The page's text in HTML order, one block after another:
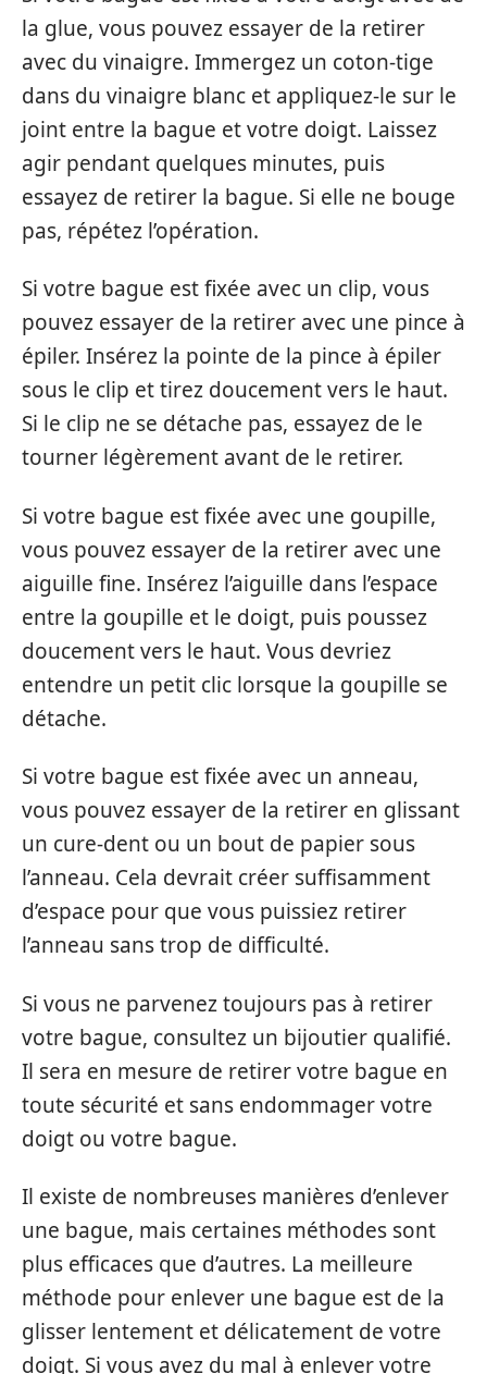
la glue, vous pouvez essayer de la retirer
avec du vinaigre. Immergez un coton-tige
dans du vinaigre blanc et appliquez-le sur le
joint entre la bague et votre doigt. Laissez
agir pendant quelques minutes, puis
essayez de retirer la bague. Si elle ne bouge
pas, répétez l’opération.
Si votre bague est fixée avec un clip, vous
pouvez essayer de la retirer avec une pince à
épiler. Insérez la pointe de la pince à épiler
sous le clip et tirez doucement vers le haut.
Si le clip ne se détache pas, essayez de le
tourner légèrement avant de le retirer.
Si votre bague est fixée avec une goupille,
vous pouvez essayer de la retirer avec une
aiguille fine. Insérez l’aiguille dans l’espace
entre la goupille et le doigt, puis poussez
doucement vers le haut. Vous devriez
entendre un petit clic lorsque la goupille se
détache.
Si votre bague est fixée avec un anneau,
vous pouvez essayer de la retirer en glissant
un cure-dent ou un bout de papier sous
l’anneau. Cela devrait créer suffisamment
d’espace pour que vous puissiez retirer
l’anneau sans trop de difficulté.
Si vous ne parvenez toujours pas à retirer
votre bague, consultez un bijoutier qualifié.
Il sera en mesure de retirer votre bague en
toute sécurité et sans endommager votre
doigt ou votre bague.
Il existe de nombreuses manières d’enlever
une bague, mais certaines méthodes sont
plus efficaces que d’autres. La meilleure
méthode pour enlever une bague est de la
glisser lentement et délicatement de votre
doigt. Si vous avez du mal à enlever votre